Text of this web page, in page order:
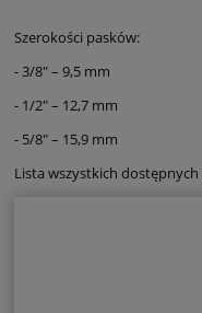
Szerokości pasków:
- 3/8" – 9,5 mm
- 1/2" – 12,7 mm
- 5/8" – 15,9 mm
Lista wszystkich dostępnych